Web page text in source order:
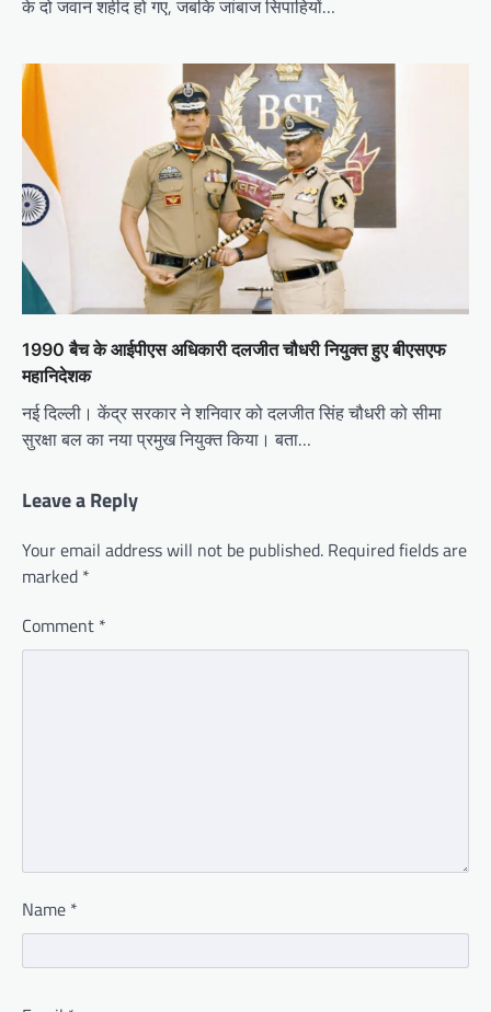
के दो जवान शहीद हो गए, जबकि जांबाज सिपाहियों…
1990 बैच के आईपीएस अधिकारी दलजीत चौधरी नियुक्त हुए बीएसएफ
महानिदेशक
नई दिल्ली। केंद्र सरकार ने शनिवार को दलजीत सिंह चौधरी को सीमा
सुरक्षा बल का नया प्रमुख नियुक्त किया। बता…
Leave a Reply
Your email address will not be published. Required fields are
marked *
Comment *
Name *